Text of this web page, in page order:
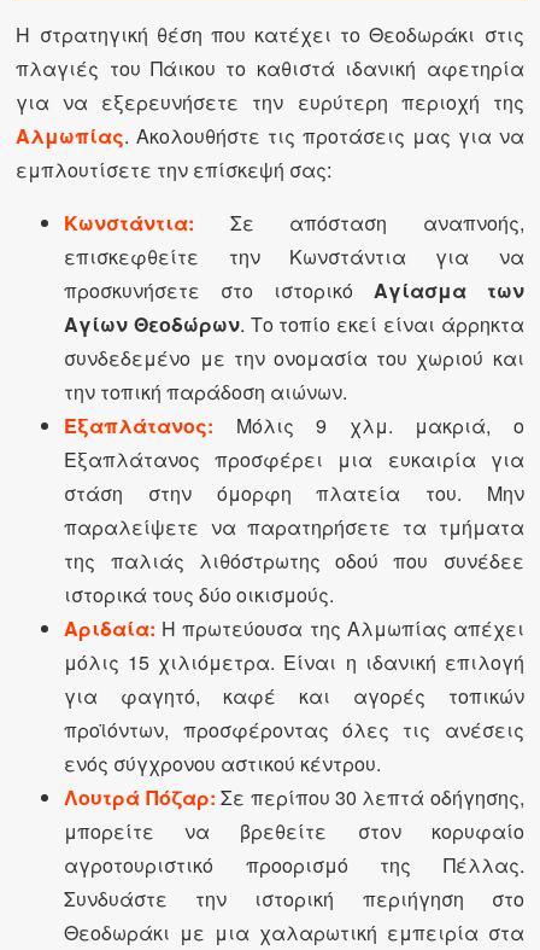
Η στρατηγική θέση που κατέχει το Θεοδωράκι στις
πλαγιές του Πάικου το καθιστά ιδανική αφετηρία
για να εξερευνήσετε την ευρύτερη περιοχή της
Αλμωπίας. Ακολουθήστε τις προτάσεις μας για να
εμπλουτίσετε την επίσκεψή σας:
Κωνστάντια: Σε απόσταση αναπνοής,
επισκεφθείτε την Κωνστάντια για να
προσκυνήσετε στο ιστορικό Αγίασμα των
Αγίων Θεοδώρων. Το τοπίο εκεί είναι άρρηκτα
συνδεδεμένο με την ονομασία του χωριού και
την τοπική παράδοση αιώνων.
Εξαπλάτανος: Μόλις 9 χλμ. μακριά, ο
Εξαπλάτανος προσφέρει μια ευκαιρία για
στάση στην όμορφη πλατεία του. Μην
παραλείψετε να παρατηρήσετε τα τμήματα
της παλιάς λιθόστρωτης οδού που συνέδεε
ιστορικά τους δύο οικισμούς.
Αριδαία: Η πρωτεύουσα της Αλμωπίας απέχει
μόλις 15 χιλιόμετρα. Είναι η ιδανική επιλογή
για φαγητό, καφέ και αγορές τοπικών
προϊόντων, προσφέροντας όλες τις ανέσεις
ενός σύγχρονου αστικού κέντρου.
Λουτρά Πόζαρ: Σε περίπου 30 λεπτά οδήγησης,
μπορείτε να βρεθείτε στον κορυφαίο
αγροτουριστικό προορισμό της Πέλλας.
Συνδυάστε την ιστορική περιήγηση στο
Θεοδωράκι με μια χαλαρωτική εμπειρία στα